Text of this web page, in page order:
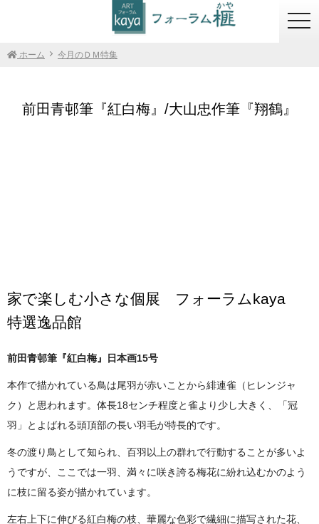
ホーム 今月のＤＭ特集
前田青邨筆『紅白梅』/大山忠作筆『翔鶴』
家で楽しむ小さな個展 フォーラムkaya
特選逸品館
前田青邨筆『紅白梅』日本画15号
本作で描かれている鳥は尾羽が赤いことから緋連雀（ヒレンジャ
ク）と思われます。体長18センチ程度と雀より少し大きく、「冠
羽」とよばれる頭頂部の長い羽毛が特長的です。
冬の渡り鳥として知られ、百羽以上の群れで行動することが多いよ
うですが、ここでは一羽、満々に咲き誇る梅花に紛れ込むかのよう
に枝に留る姿が描かれています。
左右上下に伸びる紅白梅の枝、華麗な色彩で繊細に描写された花、